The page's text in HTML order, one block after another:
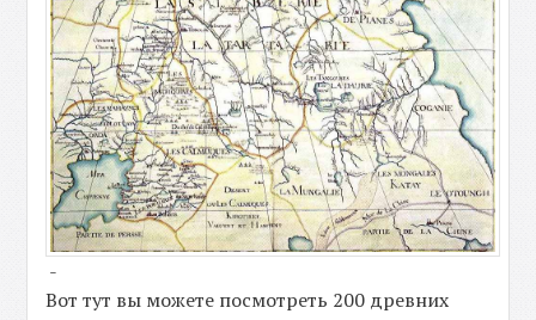
-
Вот тут вы можете посмотреть 200 древних